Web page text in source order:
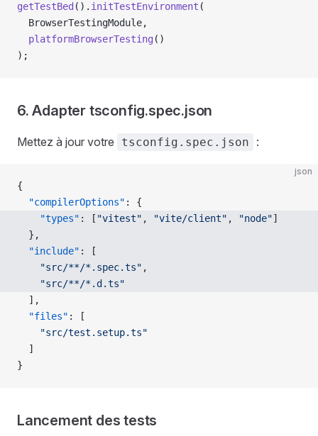
getTestBed (). initTestEnvironment (
  BrowserTestingModule,
  platformBrowserTesting
()
);
6. Adapter tsconfig.spec.json
Mettez à jour votre tsconfig.spec.json :
json
{
  "compilerOptions"
: {
    "types"
: [ "vitest" , "vite/client" , "node"]
  },
  "include"
: [
    "src/**/*.spec.ts"
,
    "src/**/*.d.ts"
  ],
  "files"
: [
    "src/test.setup.ts"
  ]
}
Lancement des tests